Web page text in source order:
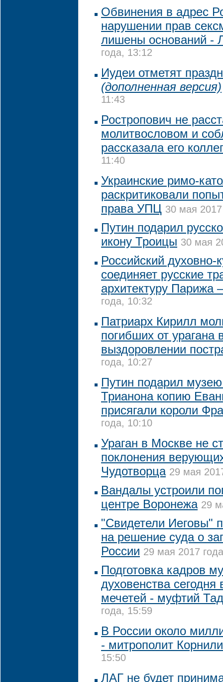
Обвинения в адрес
нарушении прав
лишены оснований -
года, 13:12
Иудеи отметят
(дополненная версия)
11:43
Ростропович не
молитвословом и
рассказала его
11:40
Украинские римо-
раскритиковали
права УПЦ 30 мая
Путин подарил
икону Троицы 30 мая
Российский духовно-
соединяет русские
архитектуру Парижа
года, 10:32
Патриарх Кирилл
погибших от урагана
выздоровлении
года, 10:27
Путин подарил
Трианона копию
присягали короли
года, 10:10
Ураган в Москве не
поклонения
Чудотворца 29 мая
Вандалы устроили
центре Воронежа 29
"Свидетели Иеговы"
на решение суда о
России 29 мая 2017
Подготовка кадров
духовенства
мечетей - муфтий
года, 15:59
В России около
- митрополит
15:50
ЛАГ не будет